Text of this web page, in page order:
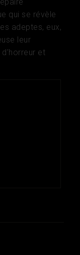
qui se révèle
adeptes, eux,
leur
et